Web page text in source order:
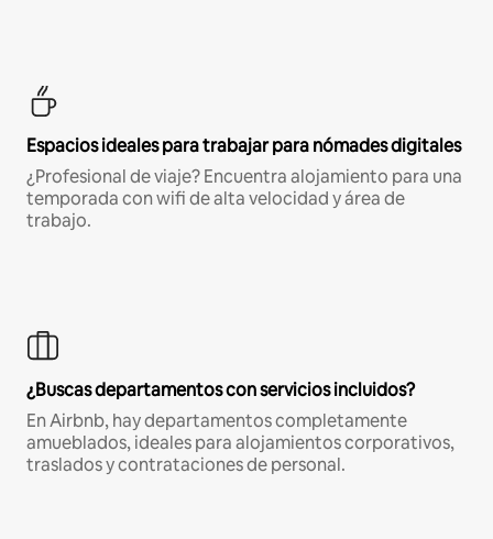
Espacios ideales para trabajar para nómades digitales
¿Profesional de viaje? Encuentra alojamiento para una
temporada con wifi de alta velocidad y área de
trabajo.
¿Buscas departamentos con servicios incluidos?
En Airbnb, hay departamentos completamente
amueblados, ideales para alojamientos corporativos,
traslados y contrataciones de personal.